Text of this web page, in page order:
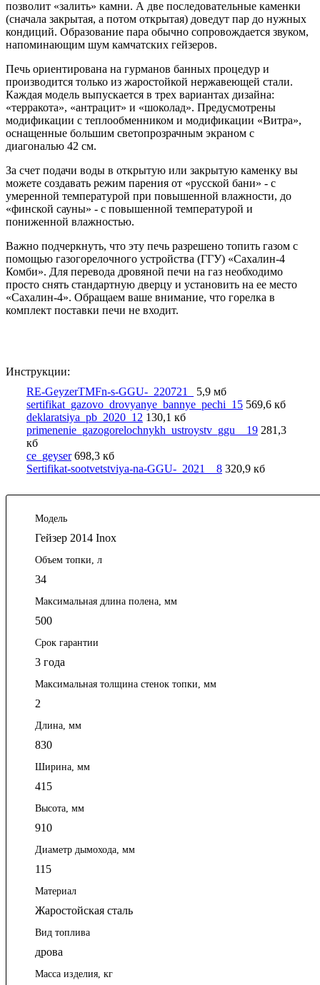
позволит «залить» камни. А две последовательные каменки
(сначала закрытая, а потом открытая) доведут пар до нужных
кондиций. Образование пара обычно сопровождается звуком,
напоминающим шум камчатских гейзеров.
Печь ориентирована на гурманов банных процедур и
производится только из жаростойкой нержавеющей стали.
Каждая модель выпускается в трех вариантах дизайна:
«терракота», «антрацит» и «шоколад». Предусмотрены
модификации с теплообменником и модификации «Витра»,
оснащенные большим светопрозрачным экраном с
диагональю 42 см.
За счет подачи воды в открытую или закрытую каменку вы
можете создавать режим парения от «русской бани» - с
умеренной температурой при повышенной влажности, до
«финской сауны» - с повышенной температурой и
пониженной влажностью.
Важно подчеркнуть, что эту печь разрешено топить газом с
помощью газогорелочного устройства (ГГУ) «Сахалин-4
Комби». Для перевода дровяной печи на газ необходимо
просто снять стандартную дверцу и установить на ее место
«Сахалин-4». Обращаем ваше внимание, что горелка в
комплект поставки печи не входит.
Инструкции:
RE-GeyzerTMFn-s-GGU-_220721_
5,9 мб
sertifikat_gazovo_drovyanye_bannye_pechi_15 569,6 кб
deklaratsiya_pb_2020_12 130,1 кб
primenenie_gazogorelochnykh_ustroystv_ggu__19 281,3
кб
ce_geyser 698,3 кб
Sertifikat-sootvetstviya-na-GGU-_2021__8 320,9 кб
Модель
Гейзер 2014 Inox
Объем топки, л
34
Максимальная длина полена, мм
500
Срок гарантии
3 года
Максимальная толщина стенок топки, мм
2
Длина, мм
830
Ширина, мм
415
Высота, мм
910
Диаметр дымохода, мм
115
Материал
Жаростойская сталь
Вид топлива
дрова
Масса изделия, кг